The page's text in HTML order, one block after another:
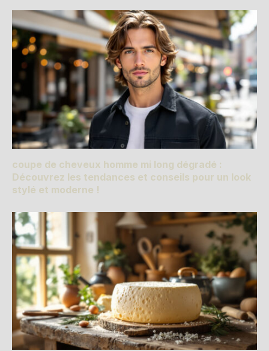
coupe de cheveux homme mi long dégradé :
Découvrez les tendances et conseils pour un look
stylé et moderne !